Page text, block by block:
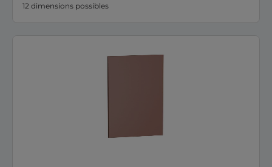
12 dimensions possibles